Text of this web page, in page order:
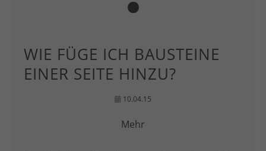
WIE FÜGE ICH BAUSTEINE
EINER SEITE HINZU?
10.04.15
Mehr